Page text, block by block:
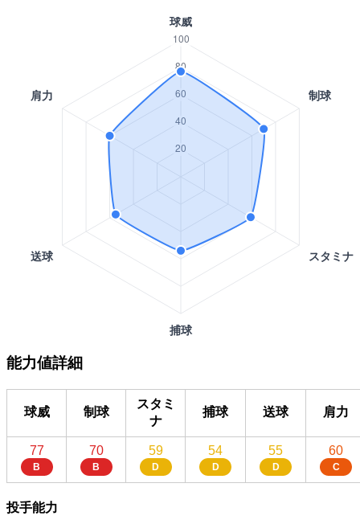
能力値詳細
球威 制球
スタミ
ナ
捕球 送球 肩力
77
B
70
B
59
D
54
D
55
D
60
C
投手能力